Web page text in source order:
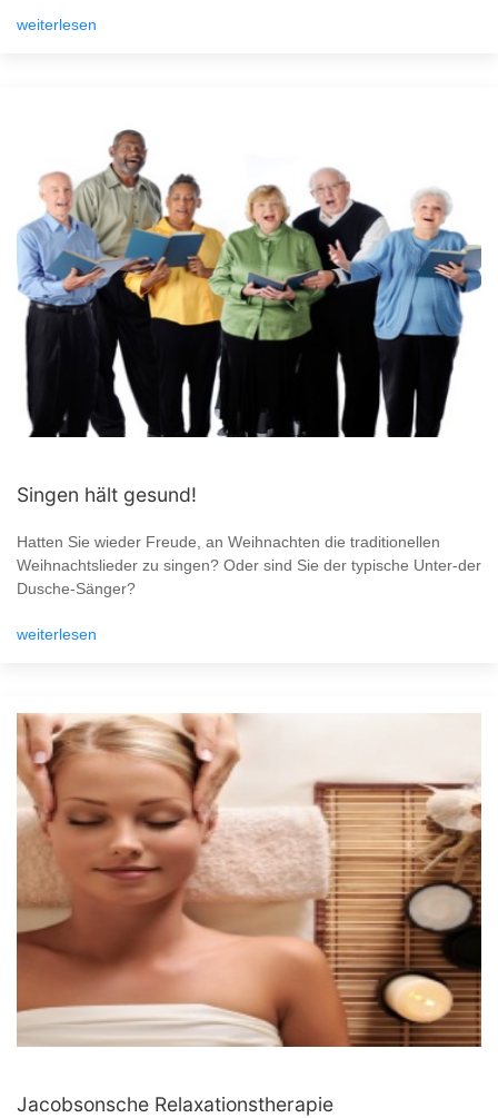
weiterlesen
Singen hält gesund!
Hatten Sie wieder Freude, an Weihnachten die traditionellen
Weihnachtslieder zu singen? Oder sind Sie der typische Unter-der
Dusche-Sänger?
weiterlesen
Jacobsonsche Relaxationstherapie